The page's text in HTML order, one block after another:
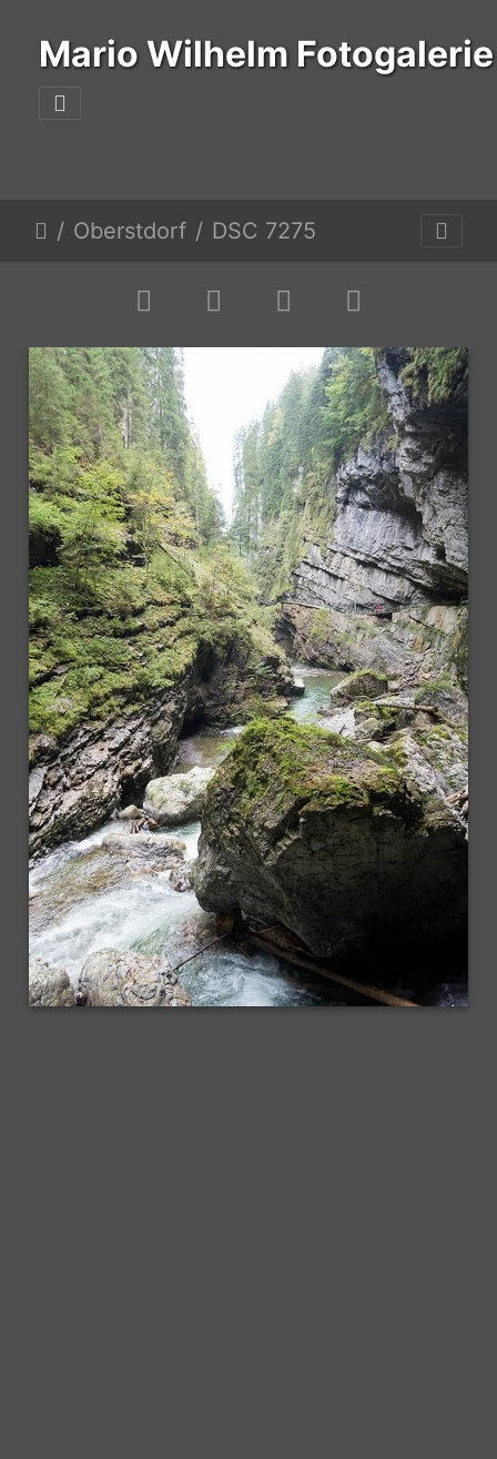
Mario Wilhelm Fotogalerie
Oberstdorf DSC 7275